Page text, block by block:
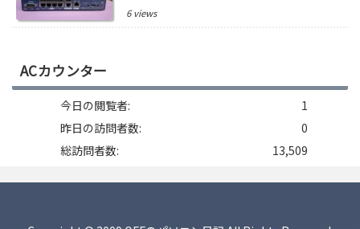
6 views
ACカウンター
今日の閲覧者:
1
昨日の訪問者数:
0
総訪問者数:
13,509